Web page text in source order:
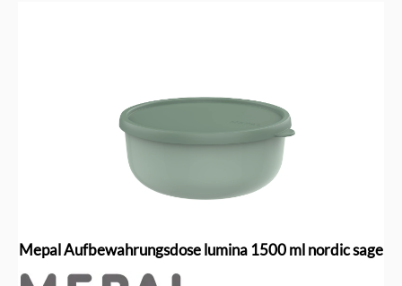
Mepal Aufbewahrungsdose lumina 1500 ml nordic sage